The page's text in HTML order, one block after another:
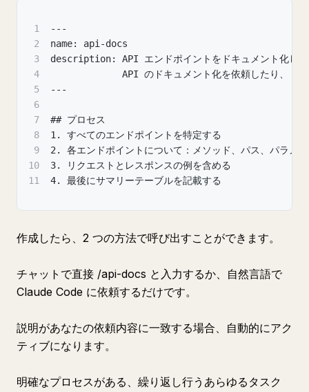
1
---
2
name: api-docs
3
description: API エンドポイントをドキュメント化しま
4
API のドキュメント化を依頼したり、「
5
---
6
7
## プロセス
8
1. すべてのエンドポイントを特定する
9
2. 各エンドポイントについて：メソッド、パス、パラメ
10
3. リクエストとレスポンスの例を含める
11
4. 最後にサマリーテーブルを記載する
作成したら、2 つの方法で呼び出すことができます。
チャットで直接 /api-docs と入力するか、自然言語で
Claude Code に依頼するだけです。
説明があなたの依頼内容に一致する場合、自動的にアク
ティブになります。
明確なプロセスがある、繰り返し行うあらゆるタスク